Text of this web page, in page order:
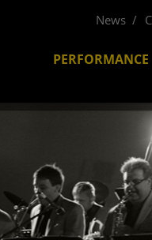
News
PERFORMANCE